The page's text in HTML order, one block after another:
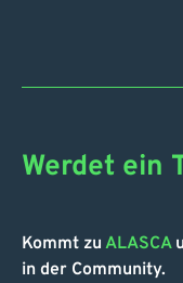
Werdet ein
Kommt zu ALASCA
in der Community.